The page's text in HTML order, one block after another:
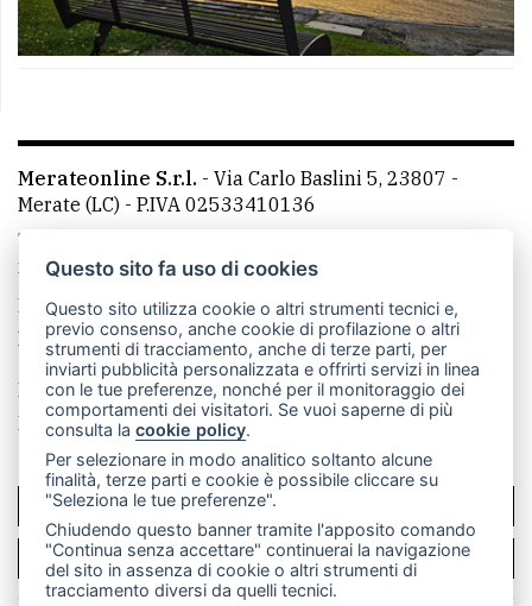
Merateonline S.r.l. - Via Carlo Baslini 5, 23807 -
Merate (LC) - P.IVA 02533410136
Telefono:
mail: redazione@leccoonline.com
La redazione
MerateOnline CasateOnline
RSS
Made by VIP
Privacy policy
Cookie policy
Rivedi le tue scelte sui cookie
SCRIVICI
PER LA TUA PUBBLICITÀ
Questo sito fa uso di cookies
Questo sito utilizza cookie o altri strumenti tecnici e,
previo consenso, anche cookie di profilazione o altri
strumenti di tracciamento, anche di terze parti, per
inviarti pubblicità personalizzata e offrirti servizi in linea
con le tue preferenze, nonché per il monitoraggio dei
comportamenti dei visitatori. Se vuoi saperne di più
consulta lacookie policy.
Per selezionare in modo analitico soltanto alcune
finalità, terze parti e cookie è possibile cliccare su
"Seleziona le tue preferenze".
Chiudendo questo banner tramite l'apposito comando
"Continua senza accettare" continuerai la navigazione
del sito in assenza di cookie o altri strumenti di
tracciamento diversi da quelli tecnici.